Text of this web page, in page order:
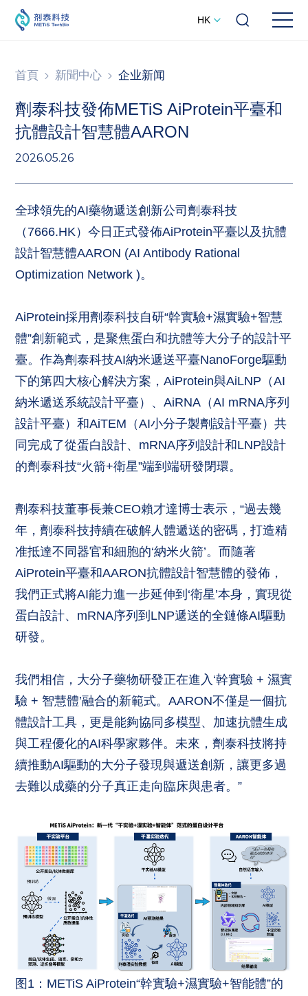
HK
首頁 新聞中心 企业新闻
劑泰科技發佈METiS AiProtein平臺和
抗體設計智慧體AARON
2026.05.26
全球領先的AI藥物遞送創新公司劑泰科技
（7666.HK）今日正式發佈AiProtein平臺以及抗體
設計智慧體AARON (AI Antibody Rational
Optimization Network )。
AiProtein採用劑泰科技自研“幹實驗+濕實驗+智慧
體”創新範式，是聚焦蛋白和抗體等大分子的設計平
臺。作為劑泰科技AI納米遞送平臺NanoForge驅動
下的第四大核心解決方案，AiProtein與AiLNP（AI
納米遞送系統設計平臺）、AiRNA（AI mRNA序列
設計平臺）和AiTEM（AI小分子製劑設計平臺）共
同完成了從蛋白設計、mRNA序列設計和LNP設計
的劑泰科技“火箭+衛星”端到端研發閉環。
劑泰科技董事長兼CEO賴才達博士表示，“過去幾
年，劑泰科技持續在破解人體遞送的密碼，打造精
准抵達不同器官和細胞的‘納米火箭’。而隨著
AiProtein平臺和AARON抗體設計智慧體的發佈，
我們正式將AI能力進一步延伸到‘衛星’本身，實現從
蛋白設計、mRNA序列到LNP遞送的全鏈條AI驅動
研發。
我們相信，大分子藥物研發正在進入‘幹實驗 + 濕實
驗 + 智慧體’融合的新範式。AARON不僅是一個抗
體設計工具，更是能夠協同多模型、加速抗體生成
與工程優化的AI科學家夥伴。未來，劑泰科技將持
續推動AI驅動的大分子發現與遞送創新，讓更多過
去難以成藥的分子真正走向臨床與患者。”
图1：METiS AiProtein“幹實驗+濕實驗+智能體”的